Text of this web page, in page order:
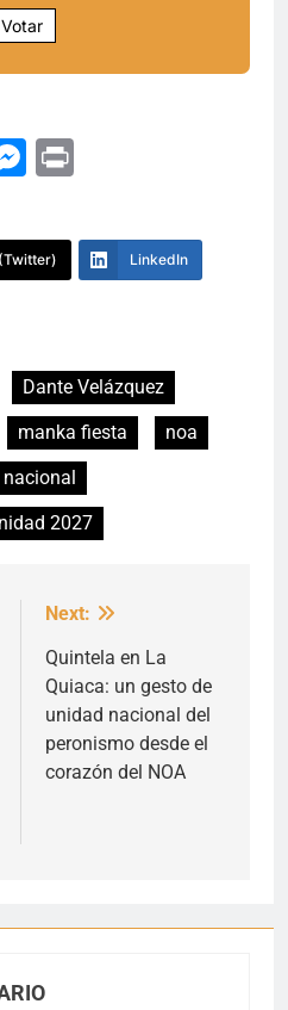
Votar
Messenger
LinkedIn
Dante Velázquez
manka fiesta
noa
2027
Next:
Quintela en La
Quiaca: un gesto de
unidad nacional del
peronismo desde el
corazón del NOA